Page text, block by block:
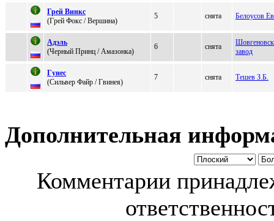
Грeй Винкc
(Гpeй Фoкc / Вершина)
5 снята Белоусов
Aдэль
(Черный Принц / Амaзонкa)
6 снята
завод
Гунec
(Сильвeр Фaйр / Гвинeя)
7 снята Тешев З.Б.
Дополнительная
Комментарии